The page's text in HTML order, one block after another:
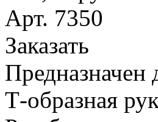
Арт. 7350
Заказать
Предназначен
Т-образная